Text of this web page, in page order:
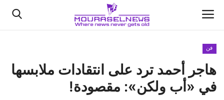
الأخبار
كتّابنا
فن
هاجر أحمد ترد على انتقادات ملابسها
في «أب ولكن»: مقصودة!